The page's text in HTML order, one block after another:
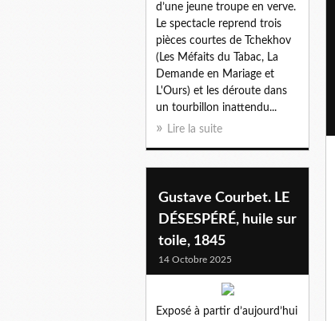
d’une jeune troupe en verve.
Le spectacle reprend trois
pièces courtes de Tchekhov
(Les Méfaits du Tabac, La
Demande en Mariage et
L'Ours) et les déroute dans
un tourbillon inattendu...
Lire la suite
Gustave Courbet. LE
DÉSESPÉRÉ, huile sur
toile, 1845
14 Octobre 2025
Exposé à partir d’aujourd’hui